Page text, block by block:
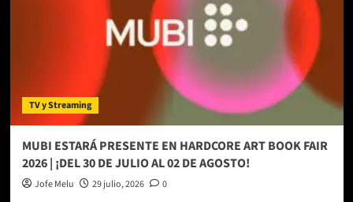
TV y Streaming
MUBI ESTARÁ PRESENTE EN HARDCORE ART BOOK FAIR
2026 | ¡DEL 30 DE JULIO AL 02 DE AGOSTO!
Jofe Melu 29 julio, 2026 0